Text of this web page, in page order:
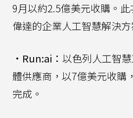
9月以約2.5億美元收購。
偉達的企業人工智慧解決方
• Run:ai： 以色列人工智
體供應商，以7億美元收購
完成。